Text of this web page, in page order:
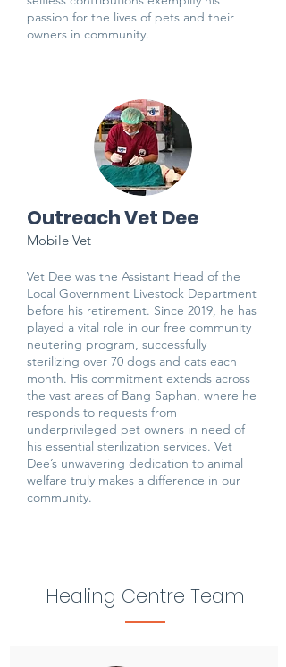
passion for the lives of pets and their
owners in community.
Outreach Vet Dee
Mobile Vet
Vet Dee was the Assistant Head of the
Local Government Livestock Department
before his retirement. Since 2019, he has
played a vital role in our free community
neutering program, successfully
sterilizing over 70 dogs and cats each
month. His commitment extends across
the vast areas of Bang Saphan, where he
responds to requests from
underprivileged pet owners in need of
his essential sterilization services. Vet
Dee’s unwavering dedication to animal
welfare truly makes a difference in our
community.
Healing Centre Team